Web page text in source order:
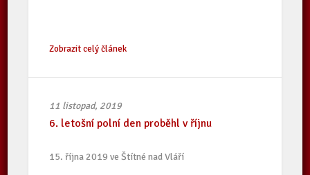
Zobrazit celý článek
11 listopad, 2019
6. letošní polní den proběhl v říjnu
15. října 2019 ve Štítné nad Vláří